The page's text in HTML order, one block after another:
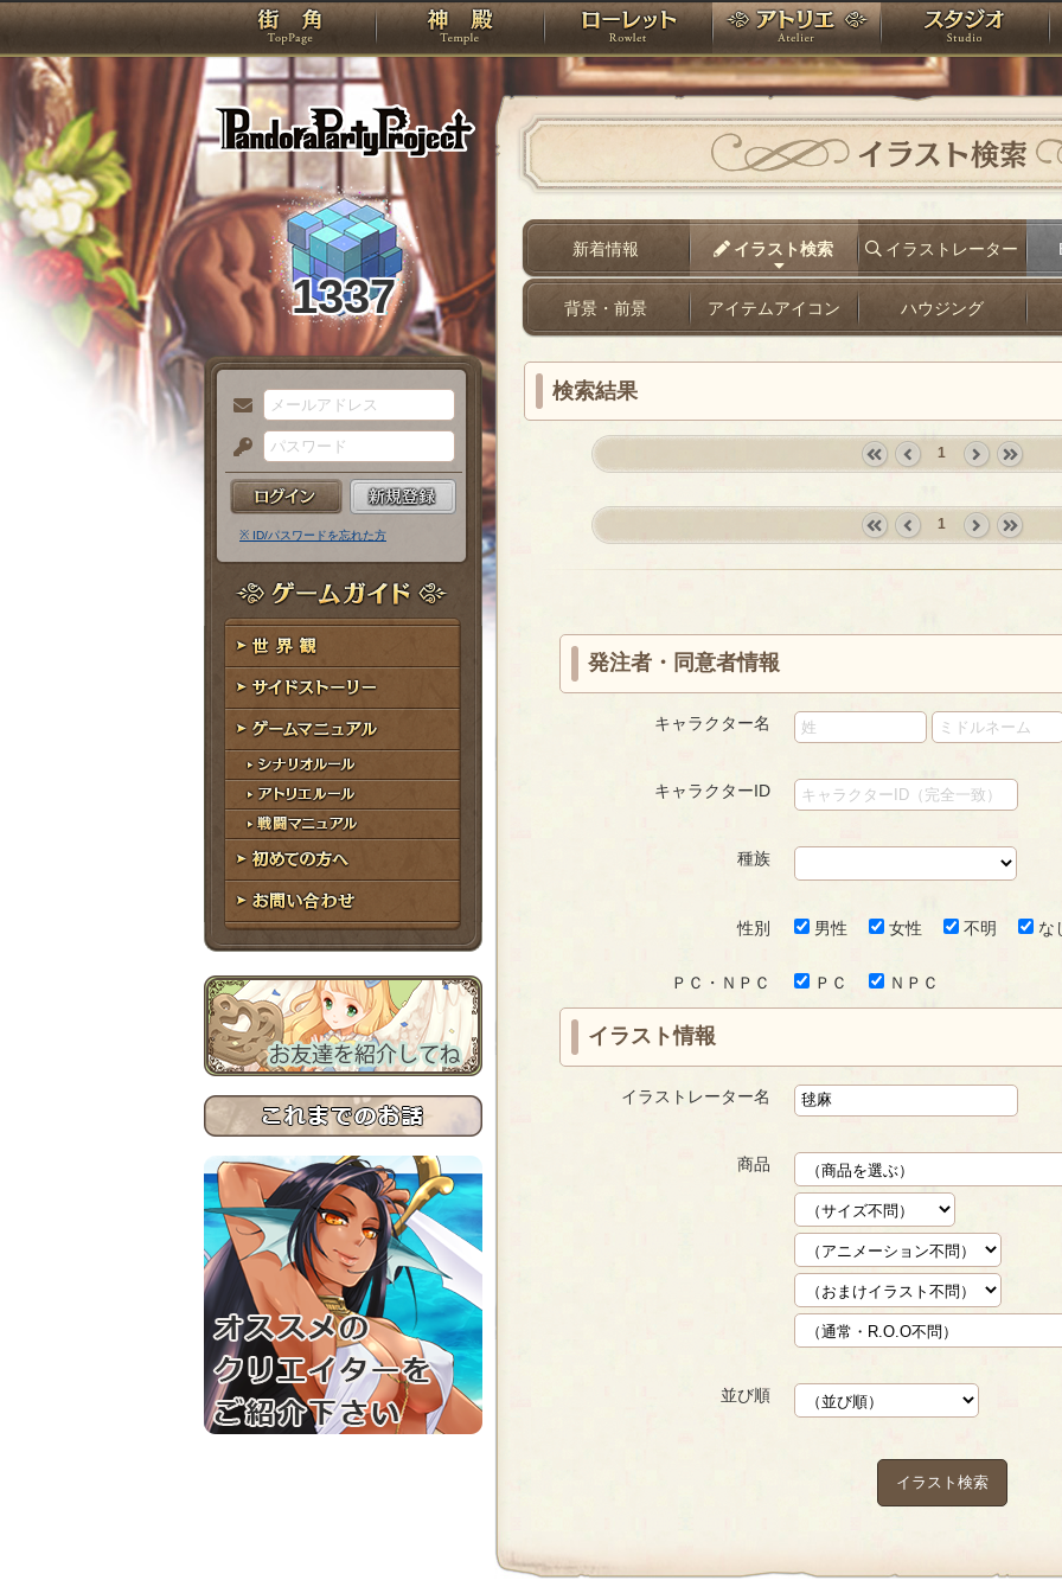
PandoraPartyProject
TOP 神殿 ローレット アトリエ
1337
メ
ー
ル
ア
ド
レ
ス
パ
ス
ー
ド
※ ID/パスワードを忘れた方
ゲームガイド
世界観
サイドストーリー
ゲームマニュアル
シナリオルール
アトリエルール
戦闘マニュアル
初めての方へ
お問い合わせ
イラスト検索
新着情報 イラスト検索 イラストレーター
背景・前景 アイテムアイコン ハウジング
検索結果
first prev
1
›
»
1
発注者・同意者情報
キャラクター名
キャラクターID
種族
性別 男性 女性 不明 な
ＰＣ・ＮＰＣ ＰＣ ＮＰＣ
イラスト情報
イラストレーター名
商品
並び順
イラスト検索